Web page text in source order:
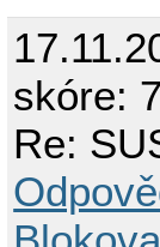
skóre:
Re: